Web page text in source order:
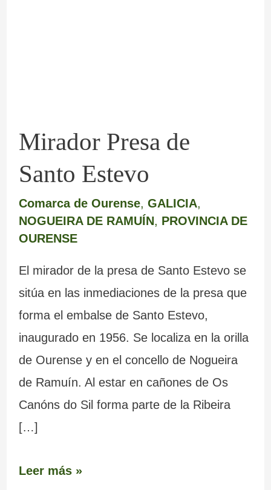
Mirador Presa de
Santo Estevo
Comarca de Ourense, GALICIA,
NOGUEIRA DE RAMUÍN, PROVINCIA DE
OURENSE
El mirador de la presa de Santo Estevo se
sitúa en las inmediaciones de la presa que
forma el embalse de Santo Estevo,
inaugurado en 1956. Se localiza en la orilla
de Ourense y en el concello de Nogueira
de Ramuín. Al estar en cañones de Os
Canóns do Sil forma parte de la Ribeira
[…]
Leer más »